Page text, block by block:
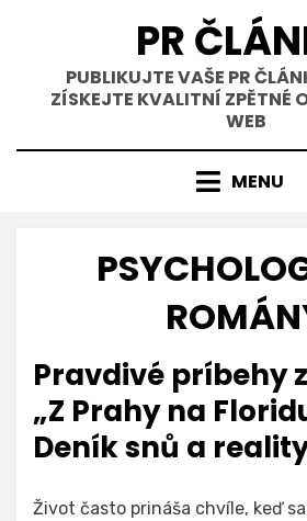
PR
PUBLIKUJTE VAŠE PR
ZÍSKEJTE KVALITNÍ ZPĚTNÉ
WEB
MENU
dne
10.
Pravdivé príbehy
„Z Prahy na
Deník snů a
Život často prináša chvíle, keď